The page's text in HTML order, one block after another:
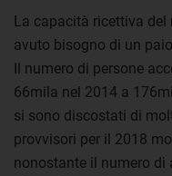
La capacità ricettiva
avuto bisogno di un
Il numero di persone
66mila nel 2014 a
si sono discostati di
provvisori per il 2018
nonostante il numero di